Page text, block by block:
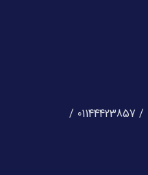
01133202976 / 01133202978 / 01144423857 /